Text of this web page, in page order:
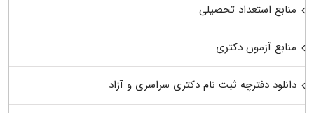
منابع استعداد تحصیلی
منابع آزمون دکتری
دانلود دفترچه ثبت نام دکتری سراسری و آزاد